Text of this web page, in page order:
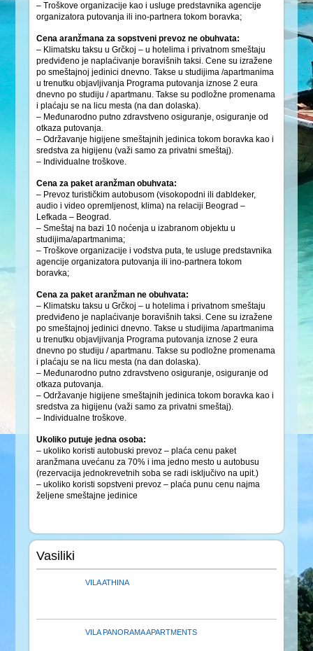
– Troškove organizacije kao i usluge predstavnika agencije
organizatora putovanja ili ino-partnera tokom boravka;
Cena aranžmana za sopstveni prevoz ne obuhvata:
– Klimatsku taksu u Grčkoj – u hotelima i privatnom smeštaju
predviđeno je naplaćivanje boravišnih taksi. Cene su izražene
po smeštajnoj jedinici dnevno. Takse u studijima /apartmanima
u trenutku objavljivanja Programa putovanja iznose 2 eura
dnevno po studiju / apartmanu. Takse su podložne promenama
i plaćaju se na licu mesta (na dan dolaska).
– Međunarodno putno zdravstveno osiguranje, osiguranje od
otkaza putovanja.
– Održavanje higijene smeštajnih jedinica tokom boravka kao i
sredstva za higijenu (važi samo za privatni smeštaj).
– Individualne troškove.
Cena za paket aranžman obuhvata:
– Prevoz turističkim autobusom (visokopodni ili dabldeker,
audio i video opremljenost, klima) na relaciji Beograd –
Lefkada – Beograd.
– Smeštaj na bazi 10 noćenja u izabranom objektu u
studijima/apartmanima;
– Troškove organizacije i vođstva puta, te usluge predstavnika
agencije organizatora putovanja ili ino-partnera tokom
boravka;
Cena za paket aranžman ne obuhvata:
– Klimatsku taksu u Grčkoj – u hotelima i privatnom smeštaju
predviđeno je naplaćivanje boravišnih taksi. Cene su izražene
po smeštajnoj jedinici dnevno. Takse u studijima /apartmanima
u trenutku objavljivanja Programa putovanja iznose 2 eura
dnevno po studiju / apartmanu. Takse su podložne promenama
i plaćaju se na licu mesta (na dan dolaska).
– Međunarodno putno zdravstveno osiguranje, osiguranje od
otkaza putovanja.
– Održavanje higijene smeštajnih jedinica tokom boravka kao i
sredstva za higijenu (važi samo za privatni smeštaj).
– Individualne troškove.
Ukoliko putuje jedna osoba:
– ukoliko koristi autobuski prevoz – plaća cenu paket
aranžmana uvećanu za 70% i ima jedno mesto u autobusu
(rezervacija jednokrevetnih soba se radi isključivo na upit.)
– ukoliko koristi sopstveni prevoz – plaća punu cenu najma
željene smeštajne jedinice
Vasiliki
VILA ATHINA
VILA PANORAMA APARTMENTS